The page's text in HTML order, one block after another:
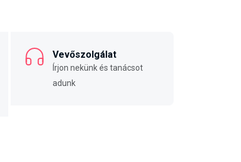
Vevőszolgálat
Írjon nekünk és tanácsot
adunk